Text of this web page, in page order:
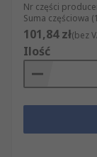
Nr części
Suma częściowa
101,84 zł(bez
Ilość